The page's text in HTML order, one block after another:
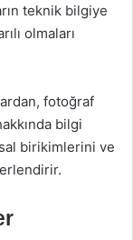
teknik bilgiye
olmaları
fotoğraf
bilgi
birikimlerini ve